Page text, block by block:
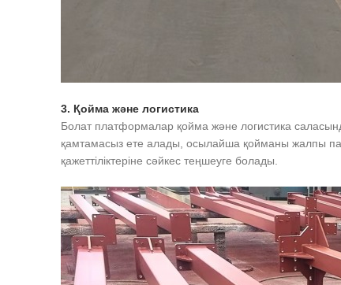
3. Қойма және логистика
Болат платформалар қойма және логистика саласында
қамтамасыз ете алады, осылайша қойманы жалпы
қажеттіліктеріне сәйкес теңшеуге болады.